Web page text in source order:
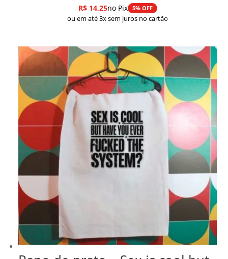
R$14,25no Pix 5% OFF
ou em até 3x sem juros no cartão